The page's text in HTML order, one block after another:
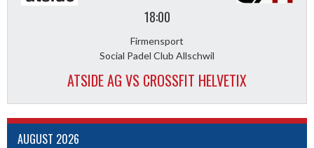
18:00
Firmensport
Social Padel Club Allschwil
ATSIDE AG VS CROSSFIT HELVETIX
AUGUST 2026